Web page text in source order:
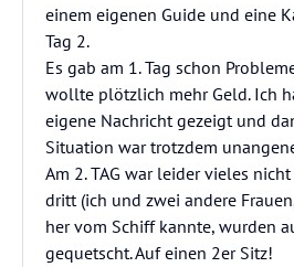
einem eigenen Guide und eine
Tag 2.
Es gab am 1. Tag schon
wollte plötzlich mehr Geld. Ich
eigene Nachricht gezeigt und
Situation war trotzdem
Am 2. TAG war leider vieles
dritt (ich und zwei andere
her vom Schiff kannte, wurden
gequetscht. Auf einen 2er Sitz!